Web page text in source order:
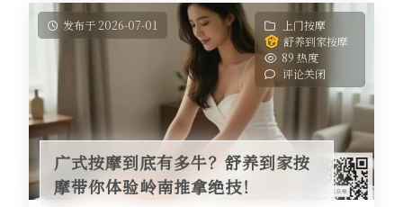
发布于 2026-07-01
上门按摩
舒养到家按摩
89 热度
评论关闭
广式按摩到底有多牛？舒养到家按
摩带你体验岭南推拿绝技！